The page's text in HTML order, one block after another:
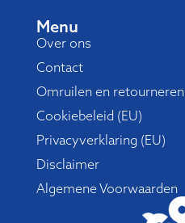
Menu
Over ons
Contact
Omruilen en retourneren
Cookiebeleid (EU)
Privacyverklaring (EU)
Disclaimer
Algemene Voorwaarden